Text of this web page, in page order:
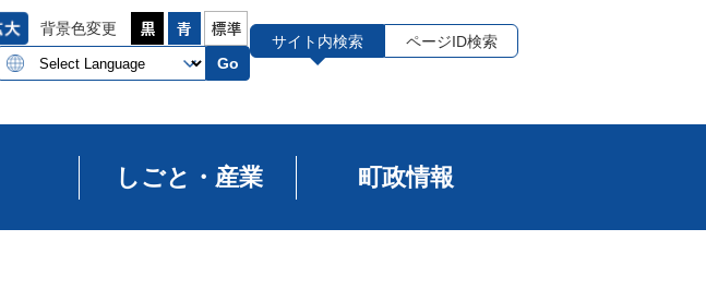
背景色変更
Go
サイト内検索 ページID検索
しごと・産業 町政情報